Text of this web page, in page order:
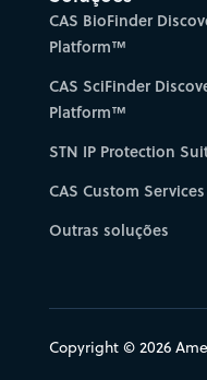
CAS BioFinder
Platform™
CAS SciFinder
Platform™
STN IP Protection
CAS Custom Services
Outras soluções
Copyright © 2026